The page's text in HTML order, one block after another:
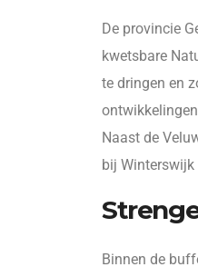
De provincie
kwetsbare
te dringen en
Naast de
bij
Binnen de